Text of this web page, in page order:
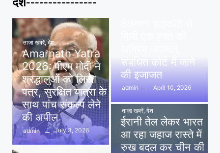
ताज़ा खबरें, देश
Amarnath Yatra
2026: पीएम मोदी ने
श्रद्धालुओं को लिखा
पत्र, सुरक्षित यात्रा के
साथ पांच संकल्प लेने
की अपील
admin July 3, 2026
संबंधित कोर्ट में जाने
की इजाजत
admin April 10, 2026
ताज़ा खबरें, देश
ईरानी तेल लेकर भारत
आ रहा जहाज रास्ते में
रुख बदल कर चीन की